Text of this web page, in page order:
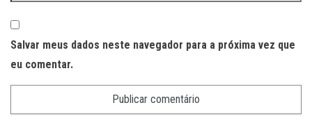
Salvar meus dados neste navegador para a próxima vez que
eu comentar.